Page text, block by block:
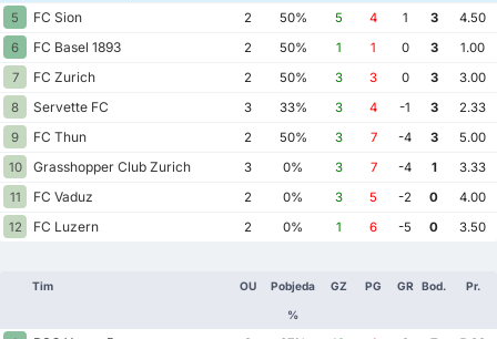
5
FC Sion 2 50% 5 4 1 3
4.50
6
FC Basel 1893 2 50% 1 1 0 3
1.00
7
FC Zurich 2 50% 3 3 0 3
3.00
8
Servette FC 3 33% 3 4 -1 3
2.33
9
FC Thun 2 50% 3 7 -4 3
5.00
10
Grasshopper Club Zurich 3 0% 3 7 -4 1
3.33
11
FC Vaduz 2 0% 3 5 -2 0
4.00
12
FC Luzern 2 0% 1 6 -5 0 3.50
Tim OU Pobjeda
%
GZ PG GR Bod. Pr.